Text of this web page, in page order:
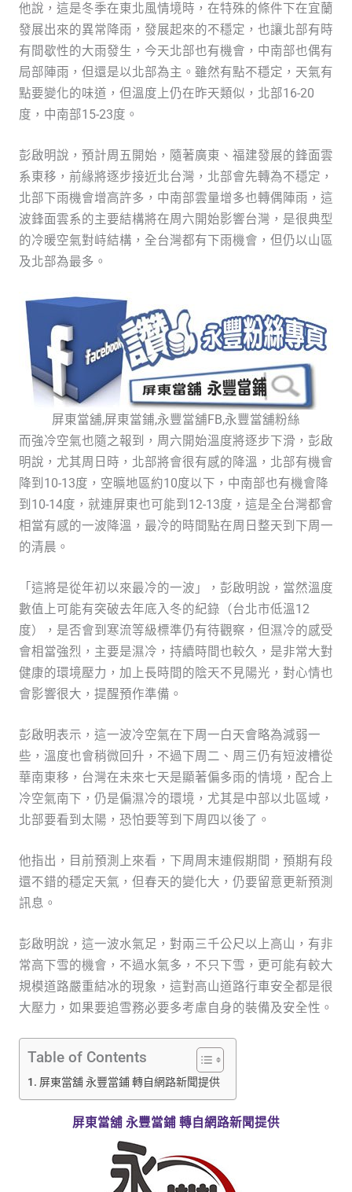
他說，這是冬季在東北風情境時，在特殊的條件下在宜蘭
發展出來的異常降雨，發展起來的不穩定，也讓北部有時
有間歇性的大雨發生，今天北部也有機會，中南部也偶有
局部陣雨，但還是以北部為主。雖然有點不穩定，天氣有
點要變化的味道，但溫度上仍在昨天類似，北部16-20
度，中南部15-23度。
彭啟明說，預計周五開始，隨著廣東、福建發展的鋒面雲
系東移，前緣將逐步接近北台灣，北部會先轉為不穩定，
北部下雨機會增高許多，中南部雲量增多也轉偶陣雨，這
波鋒面雲系的主要結構將在周六開始影響台灣，是很典型
的冷暖空氣對峙結構，全台灣都有下雨機會，但仍以山區
及北部為最多。
屏東當舖,屏東當鋪,永豐當舖FB,永豐當舖粉絲
而強冷空氣也隨之報到，周六開始溫度將逐步下滑，彭啟
明說，尤其周日時，北部將會很有感的降溫，北部有機會
降到10-13度，空曠地區約10度以下，中南部也有機會降
到10-14度，就連屏東也可能到12-13度，這是全台灣都會
相當有感的一波降溫，最冷的時間點在周日整天到下周一
的清晨。
「這將是從年初以來最冷的一波」，彭啟明說，當然溫度
數值上可能有突破去年底入冬的紀錄（台北市低溫12
度），是否會到寒流等級標準仍有待觀察，但濕冷的感受
會相當強烈，主要是濕冷，持續時間也較久，是非常大對
健康的環境壓力，加上長時間的陰天不見陽光，對心情也
會影響很大，提醒預作準備。
彭啟明表示，這一波冷空氣在下周一白天會略為減弱一
些，溫度也會稍微回升，不過下周二、周三仍有短波槽從
華南東移，台灣在未來七天是顯著偏多雨的情境，配合上
冷空氣南下，仍是偏濕冷的環境，尤其是中部以北區域，
北部要看到太陽，恐怕要等到下周四以後了。
他指出，目前預測上來看，下周周末連假期間，預期有段
還不錯的穩定天氣，但春天的變化大，仍要留意更新預測
訊息。
彭啟明說，這一波水氣足，對兩三千公尺以上高山，有非
常高下雪的機會，不過水氣多，不只下雪，更可能有較大
規模道路嚴重結冰的現象，這對高山道路行車安全都是很
大壓力，如果要追雪務必要多考慮自身的裝備及安全性。
Table of Contents
屏東當舖 永豐當鋪 轉自網路新聞提供
屏東當舖 永豐當鋪 轉自網路新聞提供